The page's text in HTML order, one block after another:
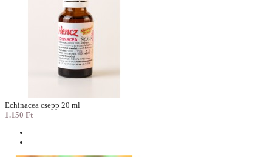
Echinacea csepp 20 ml
1.150 Ft